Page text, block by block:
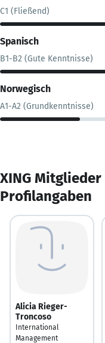
C1 (Fließend)
Spanisch
B1-B2 (Gute Kenntnisse)
Norwegisch
A1-A2 (Grundkenntnisse)
XING
Profilangaben
Alicia Rieger-
Troncoso
International
Management